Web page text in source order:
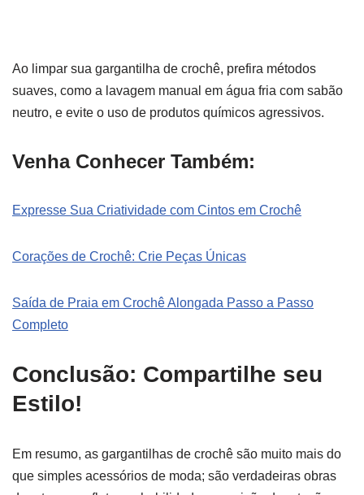
Ao limpar sua gargantilha de crochê, prefira métodos
suaves, como a lavagem manual em água fria com sabão
neutro, e evite o uso de produtos químicos agressivos.
Venha Conhecer Também:
Expresse Sua Criatividade com Cintos em Crochê
Corações de Crochê: Crie Peças Únicas
Saída de Praia em Crochê Alongada Passo a Passo
Completo
Conclusão: Compartilhe seu
Estilo!
Em resumo, as gargantilhas de crochê são muito mais do
que simples acessórios de moda; são verdadeiras obras